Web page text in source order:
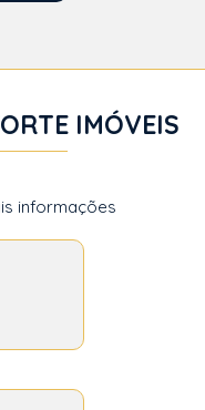
IMÓVEIS
informações